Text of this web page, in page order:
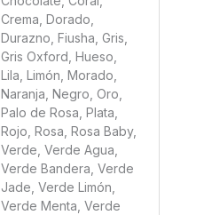
Crema, Dorado,
Durazno, Fiusha, Gris,
Gris Oxford, Hueso,
Lila, Limón, Morado,
Naranja, Negro, Oro,
Palo de Rosa, Plata,
Rojo, Rosa, Rosa Baby,
Verde, Verde Agua,
Verde Bandera, Verde
Jade, Verde Limón,
Verde Menta, Verde